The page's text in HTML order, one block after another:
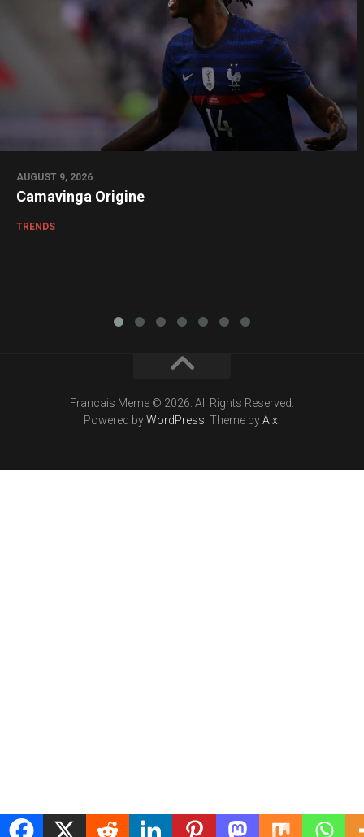
AUGUST 9, 2026
Camavinga Origine
TRENDS
Francais Meme © 2026. All Rights Reserved.
Powered byWordPress . Theme byAlx